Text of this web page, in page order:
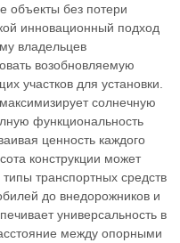
объекты без потери
инновационный подход
владельцев
возобновляемую
участков для установки.
солнечную
функциональность
ценность каждого
конструкции может
транспортных средств
до внедорожников и
универсальность в
между опорными